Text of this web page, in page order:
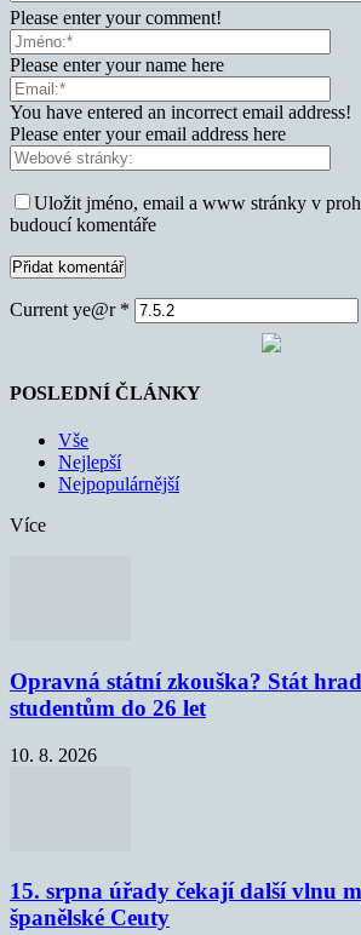
Please enter your comment!
Please enter your name here
You have entered an incorrect email address!
Please enter your email address here
Uložit jméno, email a www stránky v
budoucí komentáře
Current ye@r *
POSLEDNÍ ČLÁNKY
Vše
Nejlepší
Nejpopulárnější
Více
Opravná státní zkouška? Stát
studentům do 26 let
10. 8. 2026
15. srpna úřady čekají další vlnu
španělské Ceuty